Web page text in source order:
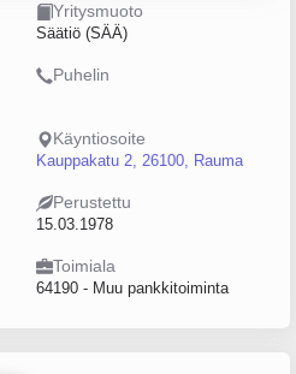
Yritysmuoto
Säätiö (SÄÄ)
Puhelin
Käyntiosoite
Kauppakatu 2, 26100, Rauma
Perustettu
15.03.1978
Toimiala
64190 - Muu pankkitoiminta